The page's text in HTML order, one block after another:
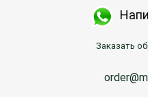
Заказать